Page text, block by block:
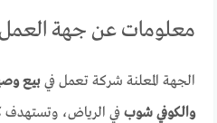
معلومات عن جهة العمل
الجهة المعلنة شركة تعمل فيبيع
والكوفي شوب في الرياض، وتستهدف